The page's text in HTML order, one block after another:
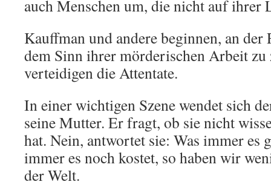
auch Menschen um, die nicht auf ihrer
Kauffman und andere beginnen, an
dem Sinn ihrer mörderischen Arbeit
verteidigen die Attentate.
In einer wichtigen Szene wendet sich
seine Mutter. Er fragt, ob sie nicht
hat. Nein, antwortet sie: Was immer es
immer es noch kostet, so haben wir
der Welt.